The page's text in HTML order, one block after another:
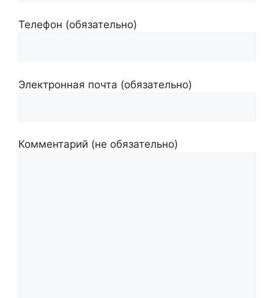
Телефон (обязательно)
Электронная почта (обязательно)
Комментарий (не обязательно)